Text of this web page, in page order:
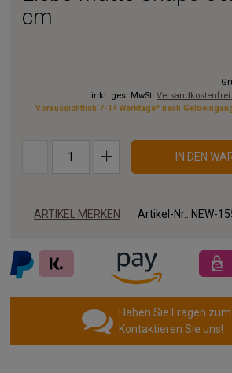
cm
inkl. ges. MwSt.
Voraussichtlich 7-14 Werktage* nach
IN DEN
ARTIKEL MERKEN Artikel-Nr.: NEW-
Haben Sie Fragen
Kontaktieren Sie uns!